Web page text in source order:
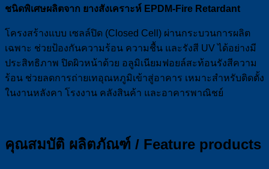
ชนิดพิเศษผลิตจาก ยางสังเคราะห์ EPDM-Fire Retardant
โครงสร้างแบบ เซลล์ปิด (Closed Cell) ผ่านกระบวนการผลิต
เฉพาะ ช่วยป้องกันความร้อน ความชื้น และรังสี UV ได้อย่างมี
ประสิทธิภาพ ปิดผิวหน้าด้วย อลูมิเนียมฟอยล์สะท้อนรังสีความ
ร้อน ช่วยลดการถ่ายเทอุณหภูมิเข้าสู่อาคาร เหมาะสำหรับติดตั้ง
ในงานหลังคา โรงงาน คลังสินค้า และอาคารพาณิชย์
คุณสมบัติ ผลิตภัณฑ์ / Feature products